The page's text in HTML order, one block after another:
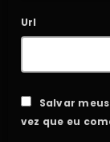
Url
Salvar
vez que eu